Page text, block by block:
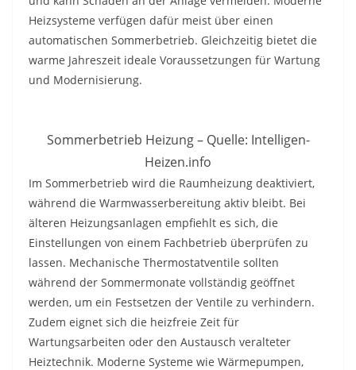
Heizsysteme verfügen dafür meist über einen
automatischen Sommerbetrieb. Gleichzeitig bietet die
warme Jahreszeit ideale Voraussetzungen für Wartung
und Modernisierung.
Sommerbetrieb Heizung – Quelle: Intelligen-
Heizen.info
Im Sommerbetrieb wird die Raumheizung deaktiviert,
während die Warmwasserbereitung aktiv bleibt. Bei
älteren Heizungsanlagen empfiehlt es sich, die
Einstellungen von einem Fachbetrieb überprüfen zu
lassen. Mechanische Thermostatventile sollten
während der Sommermonate vollständig geöffnet
werden, um ein Festsetzen der Ventile zu verhindern.
Zudem eignet sich die heizfreie Zeit für
Wartungsarbeiten oder den Austausch veralteter
Heiztechnik. Moderne Systeme wie Wärmepumpen,